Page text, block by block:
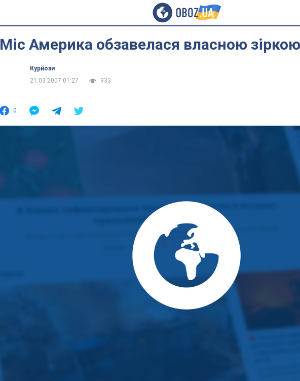
Міс Америка обзавелася власною зіркою
Курйози
21.03.2007 01:27
933
0